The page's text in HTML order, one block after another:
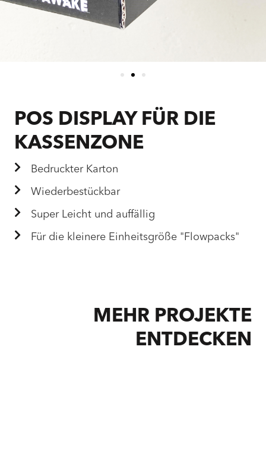
POS DISPLAY FÜR DIE
KASSENZONE
Bedruckter Karton
Wiederbestückbar
Super Leicht und auffällig
Für die kleinere Einheitsgröße "Flowpacks"
MEHR PROJEKTE
ENTDECKEN